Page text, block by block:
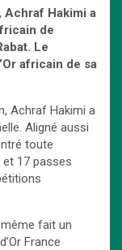
Achraf Hakimi a
de
Le
africain de sa
Achraf Hakimi a
Aligné aussi
toute
17 passes
fait un
France